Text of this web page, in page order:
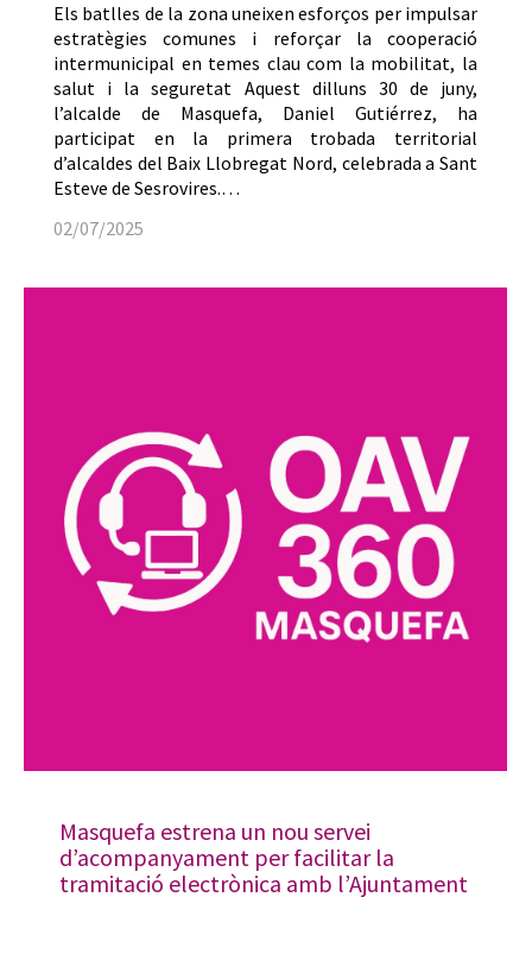
Els batlles de la zona uneixen esforços per impulsar
estratègies comunes i reforçar la cooperació
intermunicipal en temes clau com la mobilitat, la
salut i la seguretat Aquest dilluns 30 de juny,
l’alcalde de Masquefa, Daniel Gutiérrez, ha
participat en la primera trobada territorial
d’alcaldes del Baix Llobregat Nord, celebrada a Sant
Esteve de Sesrovires.…
02/07/2025
Masquefa estrena un nou servei
d’acompanyament per facilitar la
tramitació electrònica amb l’Ajuntament